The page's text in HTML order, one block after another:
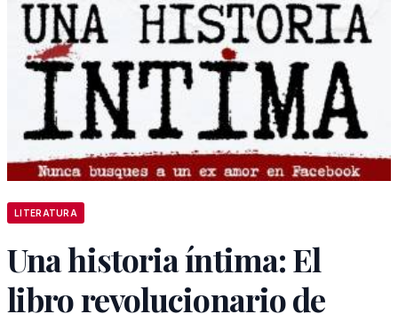
LITERATURA
Una historia íntima: El
libro revolucionario de